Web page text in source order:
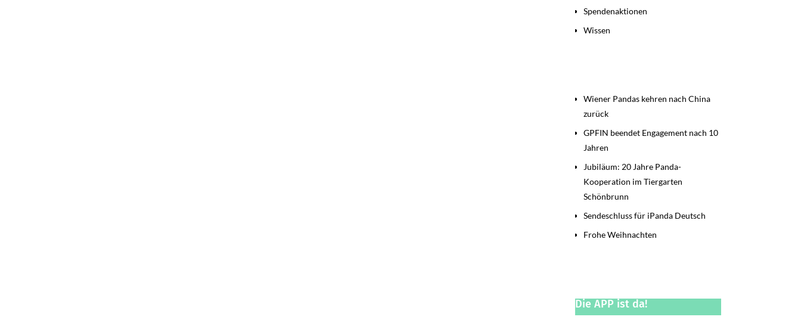
Spendenaktionen
Wissen
Wiener Pandas kehren nach China
zurück
GPFIN beendet Engagement nach 10
Jahren
Jubiläum: 20 Jahre Panda-
Kooperation im Tiergarten
Schönbrunn
Sendeschluss für iPanda Deutsch
Frohe Weihnachten
Die APP ist da!